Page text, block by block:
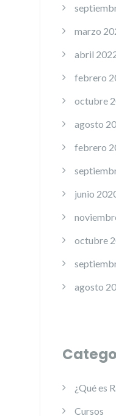
marzo
abril
febrero
octubre
agosto
febrero
junio
octubre
agosto
¿Qué es
Cursos